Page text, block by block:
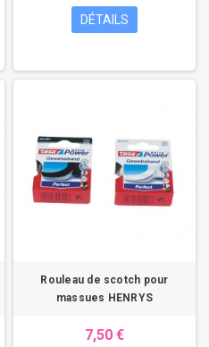
DÉTAILS
Rouleau de scotch pour
massues HENRYS
7,50 €